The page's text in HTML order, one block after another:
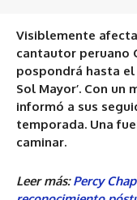
Visiblemente
cantautor peruano
pospondrá hasta el
Sol Mayor’. Con un
informó a sus
temporada. Una
caminar.
Leer más:Percy